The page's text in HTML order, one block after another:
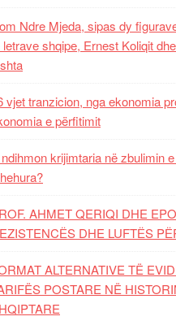
Ndre Mjeda, sipas dy
letrave shqipe, Ernest Koliqit
vjet tranzicion, nga ekonomia
e përfitimit
krijimtaria në zbulimin
AHMET QERIQI DHE
DHE LUFTЁS
ALTERNATIVE TË
POSTARE NË